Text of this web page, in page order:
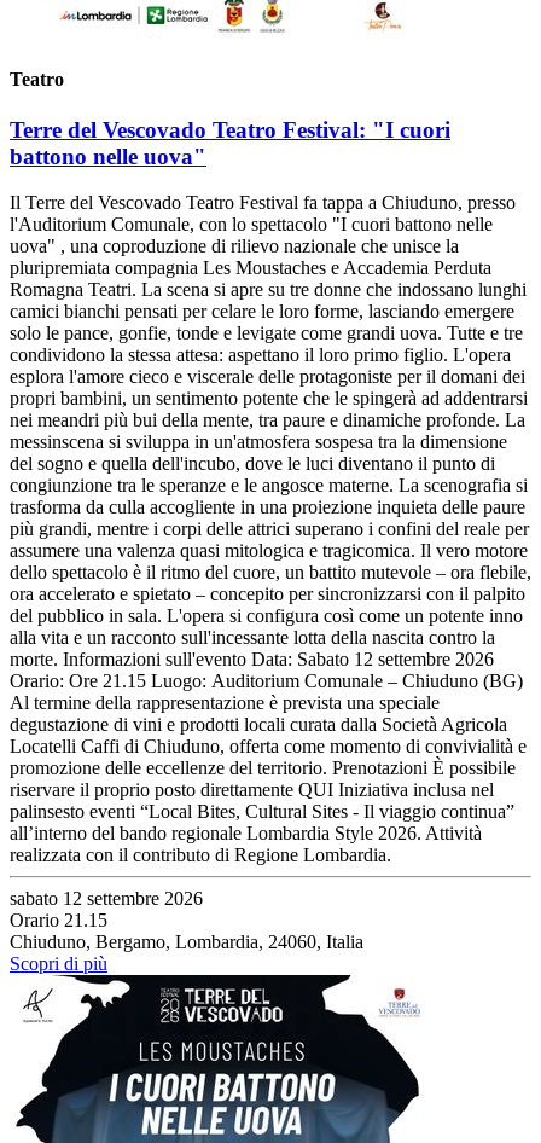
Teatro
Terre del Vescovado Teatro Festival: "I cuori
battono nelle uova"
Il Terre del Vescovado Teatro Festival fa tappa a Chiuduno, presso
l'Auditorium Comunale, con lo spettacolo "I cuori battono nelle
uova" , una coproduzione di rilievo nazionale che unisce la
pluripremiata compagnia Les Moustaches e Accademia Perduta
Romagna Teatri. La scena si apre su tre donne che indossano lunghi
camici bianchi pensati per celare le loro forme, lasciando emergere
solo le pance, gonfie, tonde e levigate come grandi uova. Tutte e tre
condividono la stessa attesa: aspettano il loro primo figlio. L'opera
esplora l'amore cieco e viscerale delle protagoniste per il domani dei
propri bambini, un sentimento potente che le spingerà ad addentrarsi
nei meandri più bui della mente, tra paure e dinamiche profonde. La
messinscena si sviluppa in un'atmosfera sospesa tra la dimensione
del sogno e quella dell'incubo, dove le luci diventano il punto di
congiunzione tra le speranze e le angosce materne. La scenografia si
trasforma da culla accogliente in una proiezione inquieta delle paure
più grandi, mentre i corpi delle attrici superano i confini del reale per
assumere una valenza quasi mitologica e tragicomica. Il vero motore
dello spettacolo è il ritmo del cuore, un battito mutevole – ora flebile,
ora accelerato e spietato – concepito per sincronizzarsi con il palpito
del pubblico in sala. L'opera si configura così come un potente inno
alla vita e un racconto sull'incessante lotta della nascita contro la
morte. Informazioni sull'evento Data: Sabato 12 settembre 2026
Orario: Ore 21.15 Luogo: Auditorium Comunale – Chiuduno (BG)
Al termine della rappresentazione è prevista una speciale
degustazione di vini e prodotti locali curata dalla Società Agricola
Locatelli Caffi di Chiuduno, offerta come momento di convivialità e
promozione delle eccellenze del territorio. Prenotazioni È possibile
riservare il proprio posto direttamente QUI Iniziativa inclusa nel
palinsesto eventi “Local Bites, Cultural Sites - Il viaggio continua”
all’interno del bando regionale Lombardia Style 2026. Attività
realizzata con il contributo di Regione Lombardia.
sabato 12 settembre 2026
Orario 21.15
Chiuduno, Bergamo, Lombardia, 24060, Italia
Scopri di più